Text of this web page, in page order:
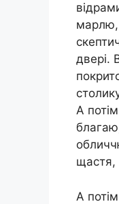
марлю,
двері.
А
щастя,
А